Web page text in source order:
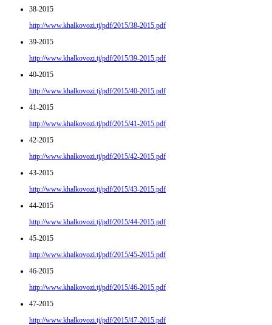
38-2015
http://www.khalkovozi.tj/pdf/2015/38-2015.pdf
39-2015
http://www.khalkovozi.tj/pdf/2015/39-2015.pdf
40-2015
http://www.khalkovozi.tj/pdf/2015/40-2015.pdf
41-2015
http://www.khalkovozi.tj/pdf/2015/41-2015.pdf
42-2015
http://www.khalkovozi.tj/pdf/2015/42-2015.pdf
43-2015
http://www.khalkovozi.tj/pdf/2015/43-2015.pdf
44-2015
http://www.khalkovozi.tj/pdf/2015/44-2015.pdf
45-2015
http://www.khalkovozi.tj/pdf/2015/45-2015.pdf
46-2015
http://www.khalkovozi.tj/pdf/2015/46-2015.pdf
47-2015
http://www.khalkovozi.tj/pdf/2015/47-2015.pdf